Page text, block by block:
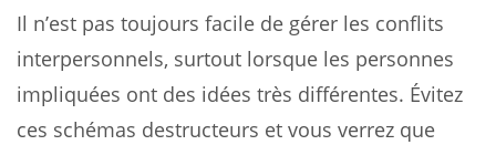
Il n’est pas toujours facile de gérer les conflits
interpersonnels, surtout lorsque les personnes
impliquées ont des idées très différentes. Évitez
ces schémas destructeurs et vous verrez que